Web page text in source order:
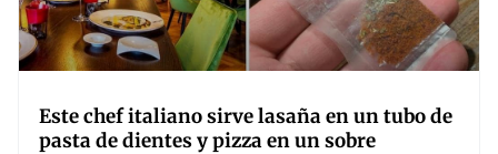
Este chef italiano sirve lasaña en un tubo de
pasta de dientes y pizza en un sobre